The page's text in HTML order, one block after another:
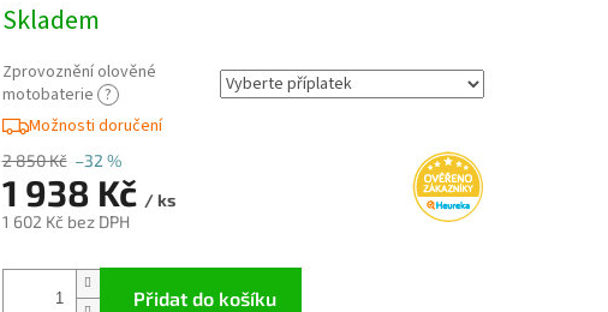
2 850 Kč –32 %
1 938 Kč / ks
1 602 Kčbez DPH
Skladem
Zprovoznění olověné
motobaterie ?
Možnosti doručení
Přidat do košíku